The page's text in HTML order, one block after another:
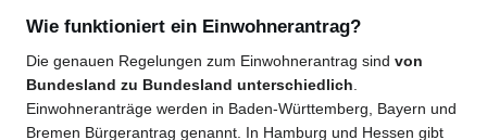
Wie funktioniert ein Einwohnerantrag?
Die genauen Regelungen zum Einwohnerantrag sind von
Bundesland zu Bundesland unterschiedlich
Einwohneranträge werden in Baden-Württemberg, Bayern und
Bremen Bürgerantrag genannt. In Hamburg und Hessen gibt